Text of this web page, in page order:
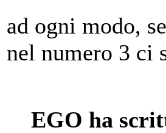
ad ogni modo,
nel numero 3 ci
EGO ha